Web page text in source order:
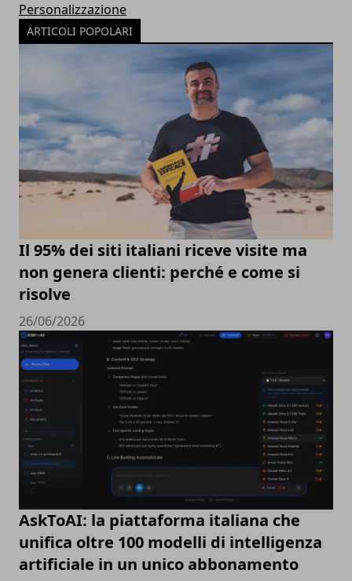
Personalizzazione
ARTICOLI POPOLARI
Il 95% dei siti italiani riceve visite ma
non genera clienti: perché e come si
risolve
26/06/2026
AskToAI: la piattaforma italiana che
unifica oltre 100 modelli di intelligenza
artificiale in un unico abbonamento